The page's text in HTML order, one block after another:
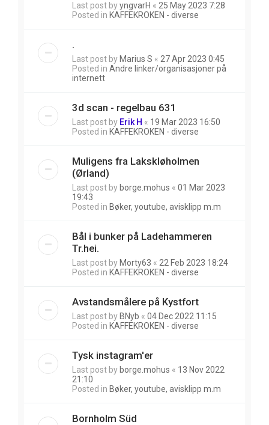
Last post byyngvarH « 25 May 2023 7:28
Posted in KAFFEKROKEN - diverse
.
Last post by Marius S « 27 Apr 2023 0:45
Posted in Andre linker/organisasjoner på
internett
3d scan - regelbau 631
Last post by Erik H « 19 Mar 2023 16:50
Posted in KAFFEKROKEN - diverse
Muligens fra Lakskløholmen
(Ørland)
Last post by borge.mohus « 01 Mar 2023
19:43
Posted in Bøker, youtube, avisklipp m.m
Bål i bunker på Ladehammeren
Tr.hei.
Last post by Morty63 « 22 Feb 2023 18:24
Posted in KAFFEKROKEN - diverse
Avstandsmålere på Kystfort
Last post by BNyb « 04 Dec 2022 11:15
Posted in KAFFEKROKEN - diverse
Tysk instagram'er
Last post by borge.mohus « 13 Nov 2022
21:10
Posted in Bøker, youtube, avisklipp m.m
Bornholm Süd